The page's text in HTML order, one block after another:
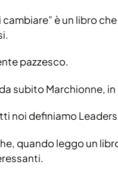
cambiare” è un libro
pazzesco.
subito Marchionne,
noi definiamo
quando leggo un